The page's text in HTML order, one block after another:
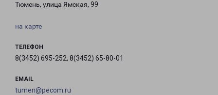
Тюмень, улица Ямская, 99
на карте
ТЕЛЕФОН
8(3452) 695-252, 8(3452) 65-80-01
EMAIL
tumen@pecom.ru